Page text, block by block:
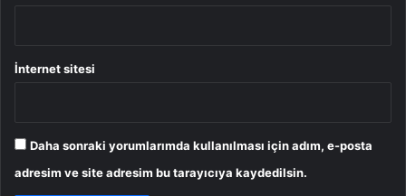
İnternet sitesi
Daha sonraki yorumlarımda kullanılması için adım, e-posta
adresim ve site adresim bu tarayıcıya kaydedilsin.